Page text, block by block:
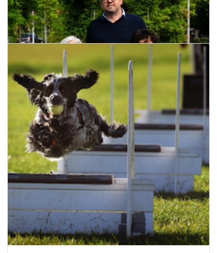
Nieuwe deelwagen in Lichtervelde
18 juli 2024
Kermesse in de PrintbaAr
17 juli 2024
Lees meer